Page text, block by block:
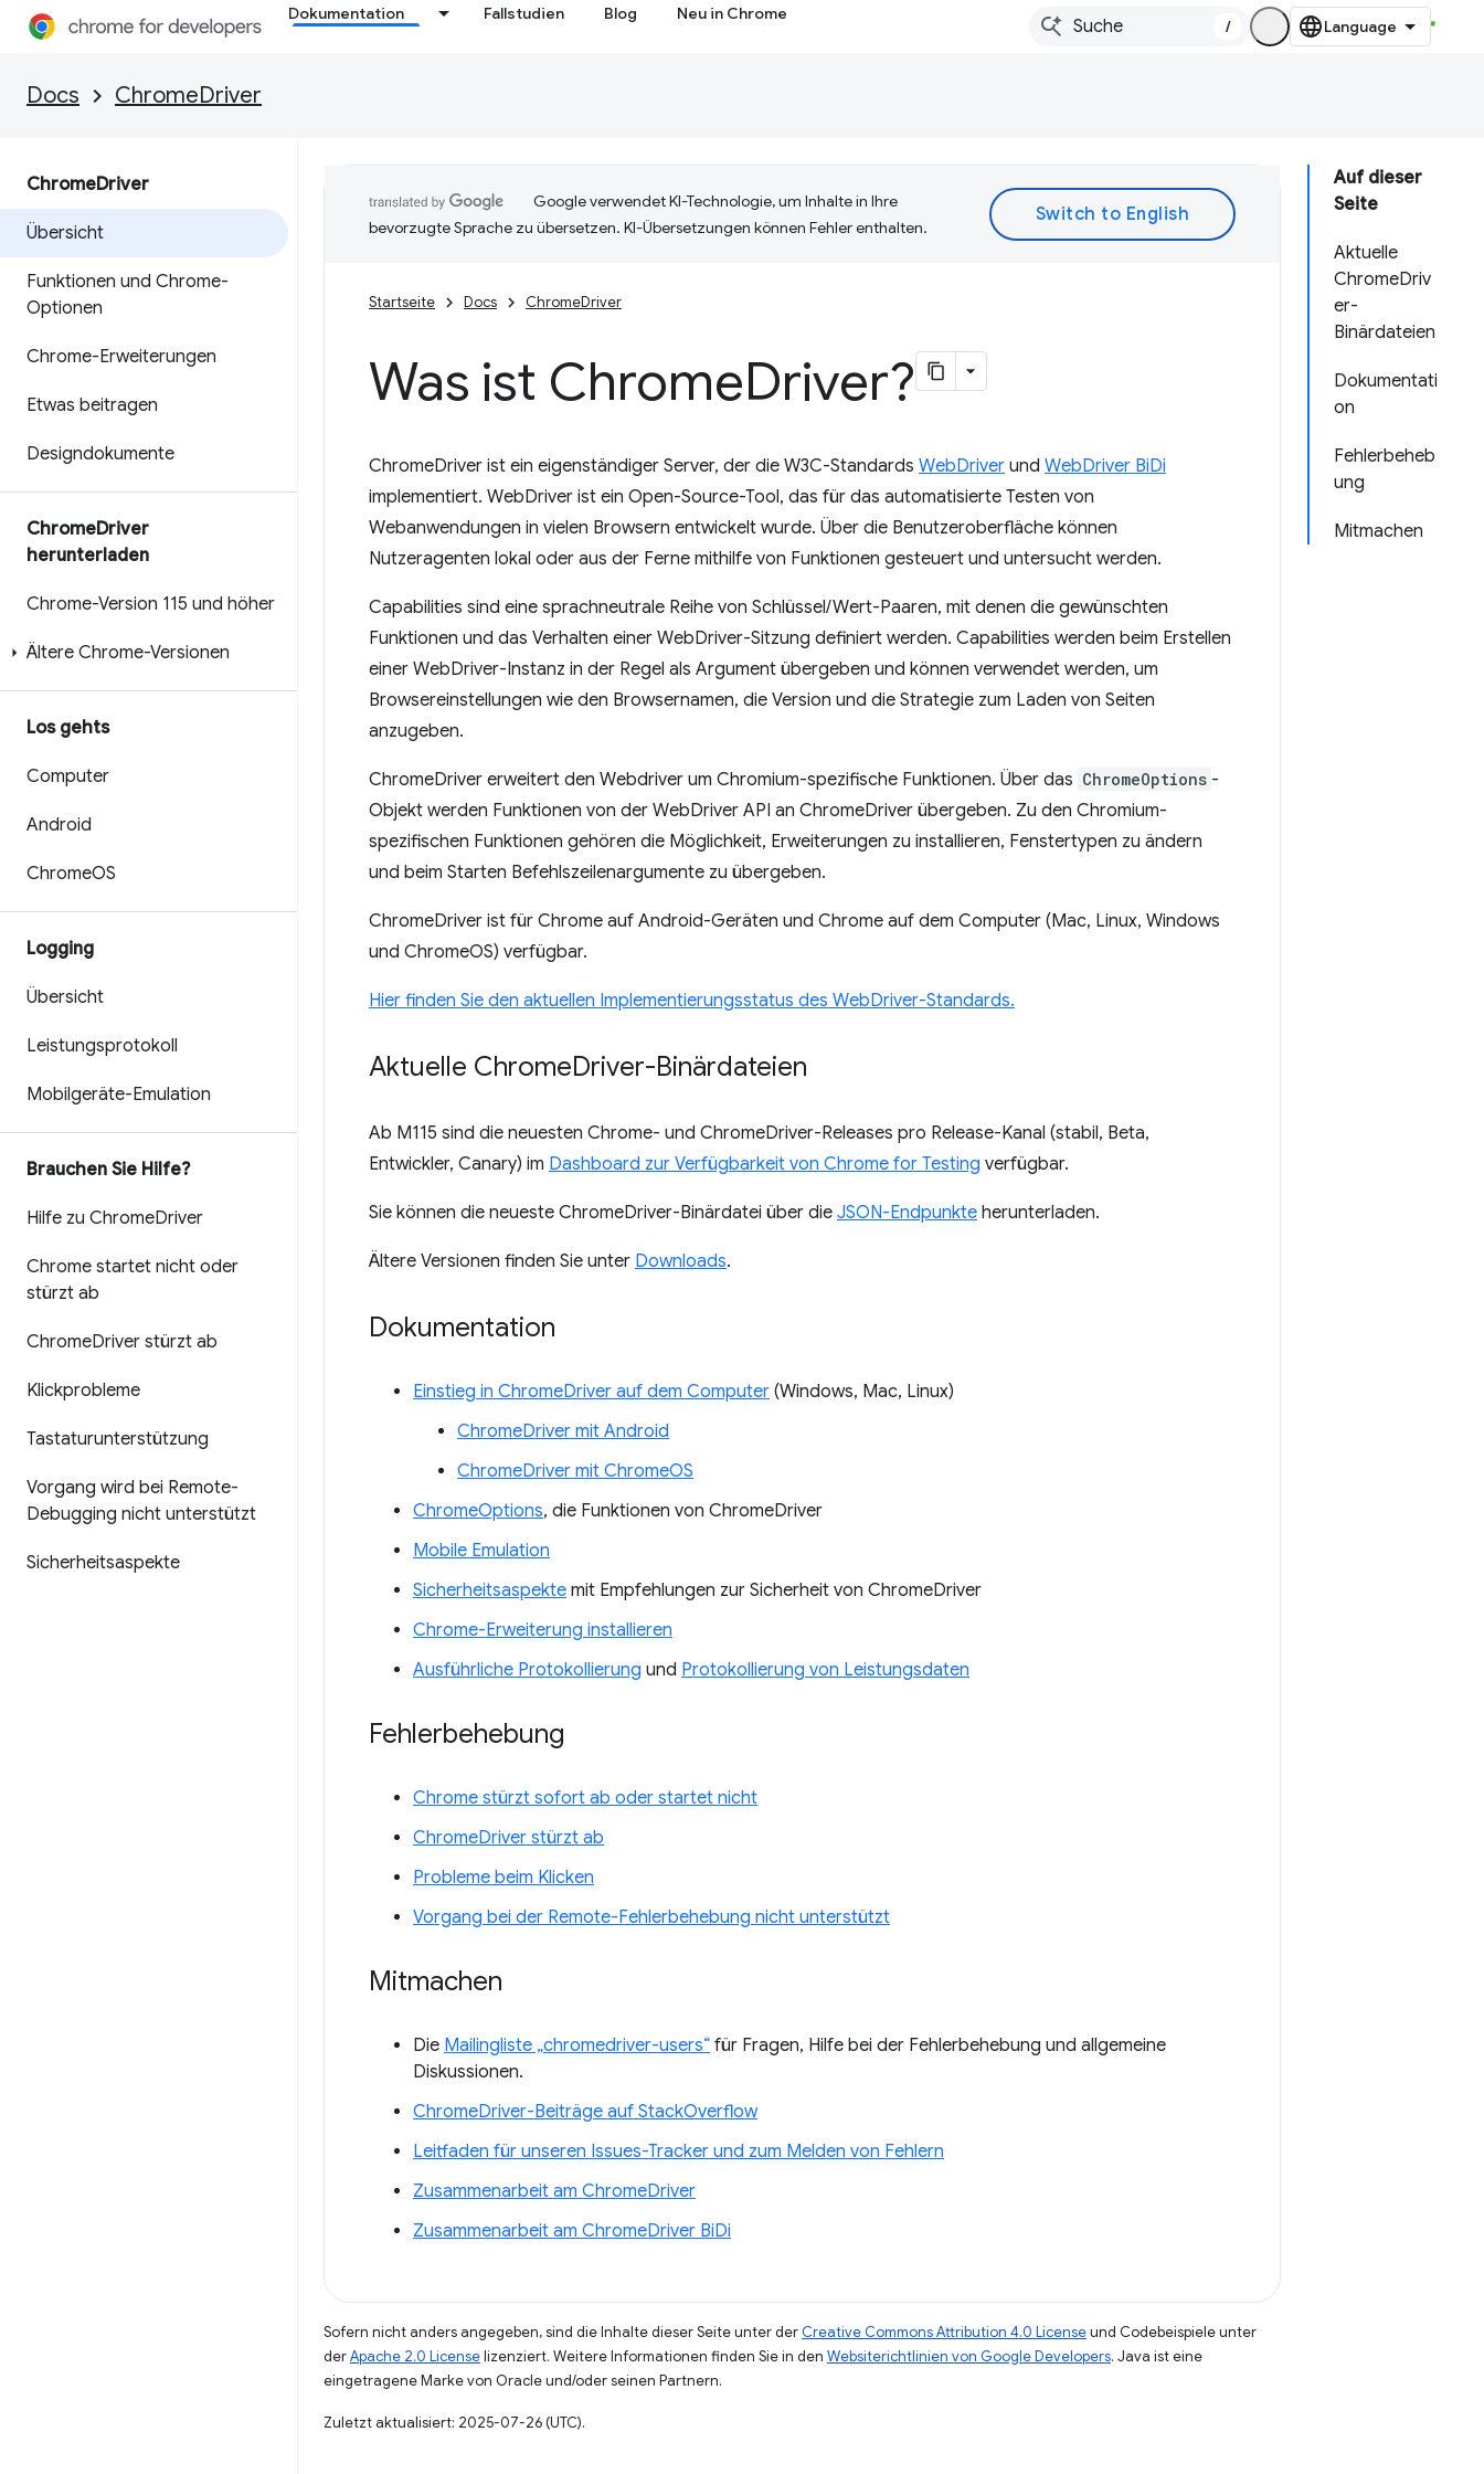
Dokumentation Fallstudien Blog Neu in Chrome
/
Docs ChromeDriver
ChromeDriver
Übersicht
Funktionen und Chrome-
Optionen
Chrome-Erweiterungen
Etwas beitragen
Designdokumente
ChromeDriver
herunterladen
Chrome-Version 115 und höher
Ältere Chrome-Versionen
Los gehts
Computer
Android
ChromeOS
Logging
Übersicht
Leistungsprotokoll
Mobilgeräte-Emulation
Brauchen Sie Hilfe?
Hilfe zu ChromeDriver
Chrome startet nicht oder
stürzt ab
ChromeDriver stürzt ab
Klickprobleme
Tastaturunterstützung
Vorgang wird bei Remote-
Debugging nicht unterstützt
Sicherheitsaspekte
Auf dieser
Seite
Aktuelle
ChromeDriv
er-
Binärdateien
Dokumentati
on
Fehlerbeheb
ung
Mitmachen
Google verwendet KI-Technologie, um Inhalte in Ihre
bevorzugte Sprache zu übersetzen. KI-Übersetzungen können Fehler enthalten.
Startseite Docs ChromeDriver
Was ist ChromeDriver?
ChromeDriver ist ein eigenständiger Server, der die W3C-Standards WebDriver und WebDriver BiDi
implementiert. WebDriver ist ein Open-Source-Tool, das für das automatisierte Testen von
Webanwendungen in vielen Browsern entwickelt wurde. Über die Benutzeroberfläche können
Nutzeragenten lokal oder aus der Ferne mithilfe von Funktionen gesteuert und untersucht werden.
Capabilities sind eine sprachneutrale Reihe von Schlüssel/Wert-Paaren, mit denen die gewünschten
Funktionen und das Verhalten einer WebDriver-Sitzung definiert werden. Capabilities werden beim Erstellen
einer WebDriver-Instanz in der Regel als Argument übergeben und können verwendet werden, um
Browsereinstellungen wie den Browsernamen, die Version und die Strategie zum Laden von Seiten
anzugeben.
ChromeDriver erweitert den Webdriver um Chromium-spezifische Funktionen. Über das ChromeOptions -
Objekt werden Funktionen von der WebDriver API an ChromeDriver übergeben. Zu den Chromium-
spezifischen Funktionen gehören die Möglichkeit, Erweiterungen zu installieren, Fenstertypen zu ändern
und beim Starten Befehlszeilenargumente zu übergeben.
ChromeDriver ist für Chrome auf Android-Geräten und Chrome auf dem Computer (Mac, Linux, Windows
und ChromeOS) verfügbar.
Hier finden Sie den aktuellen Implementierungsstatus des WebDriver-Standards.
Aktuelle ChromeDriver-Binärdateien
Ab M115 sind die neuesten Chrome- und ChromeDriver-Releases pro Release-Kanal (stabil, Beta,
Entwickler, Canary) im Dashboard zur Verfügbarkeit von Chrome for Testing verfügbar.
Sie können die neueste ChromeDriver-Binärdatei über die JSON-Endpunkte herunterladen.
Ältere Versionen finden Sie unter Downloads.
Dokumentation
Einstieg in ChromeDriver auf dem Computer (Windows, Mac, Linux)
ChromeDriver mit Android
ChromeDriver mit ChromeOS
ChromeOptions, die Funktionen von ChromeDriver
Mobile Emulation
Sicherheitsaspekte mit Empfehlungen zur Sicherheit von ChromeDriver
Chrome-Erweiterung installieren
Ausführliche Protokollierung und Protokollierung von Leistungsdaten
Fehlerbehebung
Chrome stürzt sofort ab oder startet nicht
ChromeDriver stürzt ab
Probleme beim Klicken
Vorgang bei der Remote-Fehlerbehebung nicht unterstützt
Mitmachen
Die Mailingliste „chromedriver-users“ für Fragen, Hilfe bei der Fehlerbehebung und allgemeine
Diskussionen.
ChromeDriver-Beiträge auf StackOverflow
Leitfaden für unseren Issues-Tracker und zum Melden von Fehlern
Zusammenarbeit am ChromeDriver
Zusammenarbeit am ChromeDriver BiDi
Sofern nicht anders angegeben, sind die Inhalte dieser Seite unter der Creative Commons Attribution 4.0 Licenseund Codebeispiele unter
derApache 2.0 Licenselizenziert. Weitere Informationen finden Sie in den Websiterichtlinien von Google Developers. Java ist eine
eingetragene Marke von Oracle und/oder seinen Partnern.
Zuletzt aktualisiert: 2025-07-26 (UTC).